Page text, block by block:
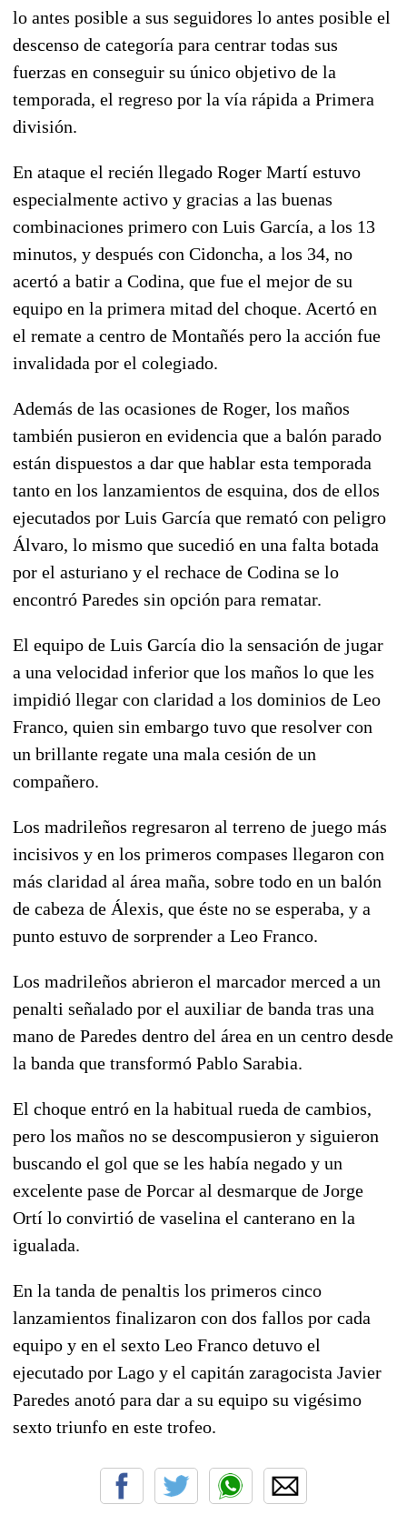
lo antes posible a sus seguidores lo antes posible el
descenso de categoría para centrar todas sus
fuerzas en conseguir su único objetivo de la
temporada, el regreso por la vía rápida a Primera
división.
En ataque el recién llegado Roger Martí estuvo
especialmente activo y gracias a las buenas
combinaciones primero con Luis García, a los 13
minutos, y después con Cidoncha, a los 34, no
acertó a batir a Codina, que fue el mejor de su
equipo en la primera mitad del choque. Acertó en
el remate a centro de Montañés pero la acción fue
invalidada por el colegiado.
Además de las ocasiones de Roger, los maños
también pusieron en evidencia que a balón parado
están dispuestos a dar que hablar esta temporada
tanto en los lanzamientos de esquina, dos de ellos
ejecutados por Luis García que remató con peligro
Álvaro, lo mismo que sucedió en una falta botada
por el asturiano y el rechace de Codina se lo
encontró Paredes sin opción para rematar.
El equipo de Luis García dio la sensación de jugar
a una velocidad inferior que los maños lo que les
impidió llegar con claridad a los dominios de Leo
Franco, quien sin embargo tuvo que resolver con
un brillante regate una mala cesión de un
compañero.
Los madrileños regresaron al terreno de juego más
incisivos y en los primeros compases llegaron con
más claridad al área maña, sobre todo en un balón
de cabeza de Álexis, que éste no se esperaba, y a
punto estuvo de sorprender a Leo Franco.
Los madrileños abrieron el marcador merced a un
penalti señalado por el auxiliar de banda tras una
mano de Paredes dentro del área en un centro desde
la banda que transformó Pablo Sarabia.
El choque entró en la habitual rueda de cambios,
pero los maños no se descompusieron y siguieron
buscando el gol que se les había negado y un
excelente pase de Porcar al desmarque de Jorge
Ortí lo convirtió de vaselina el canterano en la
igualada.
En la tanda de penaltis los primeros cinco
lanzamientos finalizaron con dos fallos por cada
equipo y en el sexto Leo Franco detuvo el
ejecutado por Lago y el capitán zaragocista Javier
Paredes anotó para dar a su equipo su vigésimo
sexto triunfo en este trofeo.